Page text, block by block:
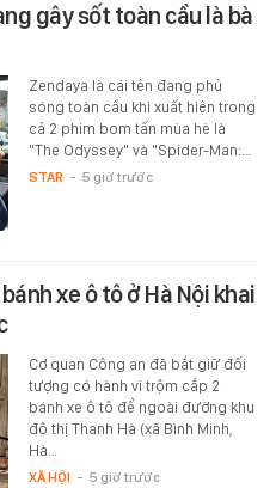
gây sốt toàn cầu là bà
Zendaya là cái tên đang phủ
sóng toàn cầu khi xuất hiện trong
cả 2 phim bom tấn mùa hè là
"The Odyssey" và "Spider-Man:…
STAR - 5 giờ trước
xe ô tô ở Hà Nội khai
Cơ quan Công an đã bắt giữ đối
tượng có hành vi trộm cắp 2
bánh xe ô tô để ngoài đường khu
đô thị Thanh Hà (xã Bình Minh,
Hà…
XÃ HỘI - 5 giờ trước